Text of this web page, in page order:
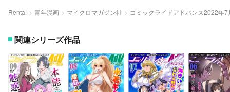
Renta! 青年漫画 マイクロマガジン社 コミックライドアドバンス2022年
関連シリーズ作品